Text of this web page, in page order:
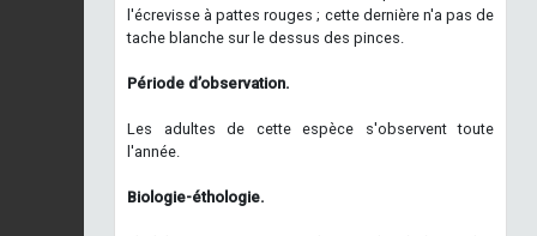
l'écrevisse à pattes rouges ; cette dernière n'a pas de
tache blanche sur le dessus des pinces.
Période d’observation.
Les adultes de cette espèce s'observent toute
l'année.
Biologie-éthologie.